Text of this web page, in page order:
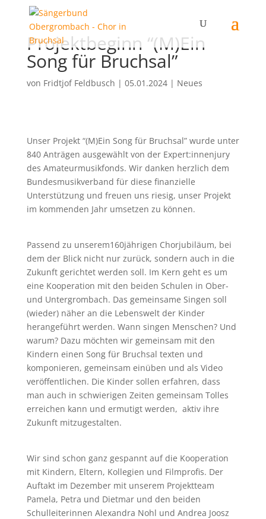
Projektbeginn “(M)Ein
Song für Bruchsal”
von Fridtjof Feldbusch | 05.01.2024| Neues
Unser Projekt “(M)Ein Song für Bruchsal” wurde unter
840 Anträgen ausgewählt von der Expert:innenjury
des Amateurmusikfonds. Wir danken herzlich dem
Bundesmusikverband für diese finanzielle
Unterstützung und freuen uns riesig, unser Projekt
im kommenden Jahr umsetzen zu können.
Passend zu unserem160jährigen Chorjubiläum, bei
dem der Blick nicht nur zurück, sondern auch in die
Zukunft gerichtet werden soll. Im Kern geht es um
eine Kooperation mit den beiden Schulen in Ober-
und Untergrombach. Das gemeinsame Singen soll
(wieder) näher an die Lebenswelt der Kinder
herangeführt werden. Wann singen Menschen? Und
warum? Dazu möchten wir gemeinsam mit den
Kindern einen Song für Bruchsal texten und
komponieren, gemeinsam einüben und als Video
veröffentlichen. Die Kinder sollen erfahren, dass
man auch in schwierigen Zeiten gemeinsam Tolles
erreichen kann und ermutigt werden, aktiv ihre
Zukunft mitzugestalten.
Wir sind schon ganz gespannt auf die Kooperation
mit Kindern, Eltern, Kollegien und Filmprofis. Der
Auftakt im Dezember mit unserem Projektteam
Pamela, Petra und Dietmar und den beiden
Schulleiterinnen Alexandra Nohl und Andrea Joosz